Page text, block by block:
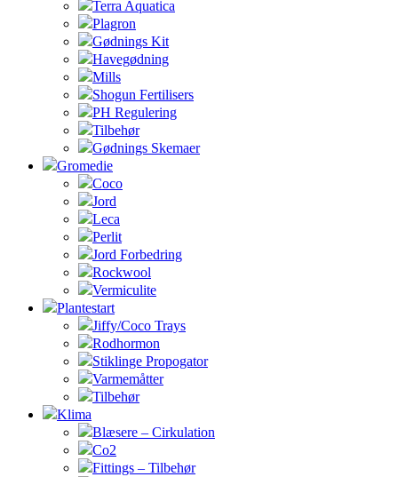
Terra Aquatica
Plagron
Gødnings Kit
Havegødning
Mills
Shogun Fertilisers
PH Regulering
Tilbehør
Gødnings Skemaer
Gromedie
Coco
Jord
Leca
Perlit
Jord Forbedring
Rockwool
Vermiculite
Plantestart
Jiffy/Coco Trays
Rodhormon
Stiklinge Propogator
Varmemåtter
Tilbehør
Klima
Blæsere – Cirkulation
Co2
Fittings – Tilbehør